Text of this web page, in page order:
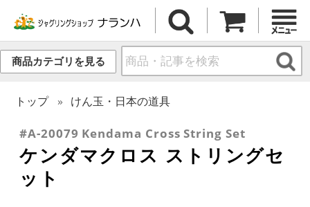
商品カテゴリを見る
トップ けん玉・日本の道具
#A-20079 Kendama Cross String Set
ケンダマクロス ストリングセ
ット